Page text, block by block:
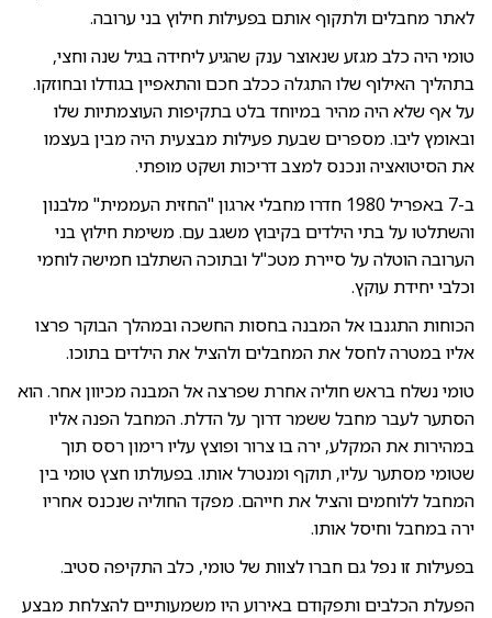
לאתר מחבלים ולתקוף אותם בפעילות חילוץ בני ערובה.
טומי היה כלב מגזע שנאוצר ענק שהגיע ליחידה בגיל שנה וחצי,
בתהליך האילוף שלו התגלה ככלב חכם והתאפיין בגודלו ובחוזקו.
על אף שלא היה מהיר במיוחד בלט בתקיפות העוצמתיות שלו
ובאומץ ליבו. מספרים שבעת פעילות מבצעית היה מבין בעצמו
את הסיטואציה ונכנס למצב דריכות ושקט מופתי.
ב-7 באפריל 1980 חדרו מחבלי ארגון "החזית העממית" מלבנון
והשתלטו על בתי הילדים בקיבוץ משגב עם. משימת חילוץ בני
הערובה הוטלה על סיירת מטכ"ל ובתוכה השתלבו חמישה לוחמי
וכלבי יחידת עוקץ.
הכוחות התגנבו אל המבנה בחסות החשכה ובמהלך הבוקר פרצו
אליו במטרה לחסל את המחבלים ולהציל את הילדים בתוכו.
טומי נשלח בראש חוליה אחרת שפרצה אל המבנה מכיוון אחר. הוא
הסתער לעבר מחבל ששמר דרוך על הדלת. המחבל הפנה אליו
במהירות את המקלע, ירה בו צרור ופוצץ עליו רימון רסס תוך
שטומי מסתער עליו, תוקף ומנטרל אותו. בפעולתו חצץ טומי בין
המחבל ללוחמים והציל את חייהם. מפקד החוליה שנכנס אחריו
ירה במחבל וחיסל אותו.
בפעילות זו נפל גם חברו לצוות של טומי, כלב התקיפה סטיב.
הפעלת הכלבים ותפקודם באירוע היו משמעותיים להצלחת מבצע